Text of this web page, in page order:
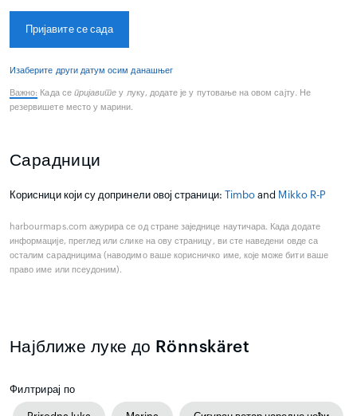
Пријавите се сада
Изаберите други датум осим данашњег
Важно: Када се пријавите у луку, додате је у путовање на овом сајту. Не
резервишете место у марини.
Сарадници
Корисници који су допринели овој страници: Timbo and Mikko R-P
harbourmaps.com ажурира се од стране заједнице наутичара. Када додате
информације, преглед или слике на ову страницу, ви сте наведени овде са
осталим сарадницима (наводимо ваше корисничко име, које може бити ваше
право име или псеудоним).
Најближе луке до Rönnskäret
Филтрирај по